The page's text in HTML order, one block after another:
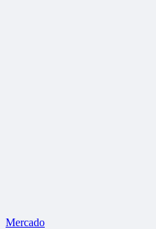
Mercado